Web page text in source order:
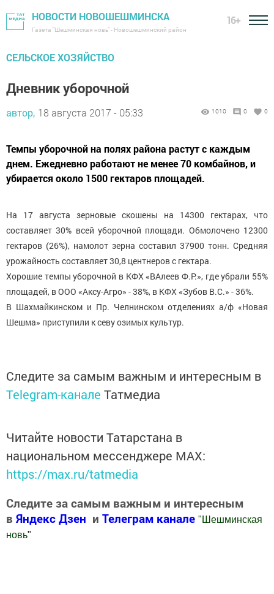
НОВОСТИ НОВОШЕШМИНСКА
Газета "Шешминская новь" - Новошешминский район
16+
СЕЛЬСКОЕ ХОЗЯЙСТВО
Дневник уборочной
автор, 18 августа 2017 - 05:33 1010 0 0
Темпы уборочной на полях района растут с каждым
днем. Ежедневно работают не менее 70 комбайнов, и
убирается около 1500 гектаров площадей.
На 17 августа зерновые скошены на 14300 гектарах, что
составляет 30% всей уборочной площади. Обмолочено 12300
гектаров (26%), намолот зерна составил 37900 тонн. Средняя
урожайность составляет 30,8 центнеров с гектара.
Хорошие темпы уборочной в КФХ «ВАлеев Ф.Р.», где убрали 55%
площадей, в ООО «Аксу-Агро» - 38%, в КФХ «Зубов В.С.» - 36%.
В Шахмайкинском и Пр. Челнинском отделениях а/ф «Новая
Шешма» приступили к севу озимых культур.
Следите за самым важным и интересным в
Telegram-канале Татмедиа
Читайте новости Татарстана в
национальном мессенджере MАХ:
https://max.ru/tatmedia
Следите за самым важным и интересным
в Яндекс Дзен и Телеграм канале " Шешминская
новь"